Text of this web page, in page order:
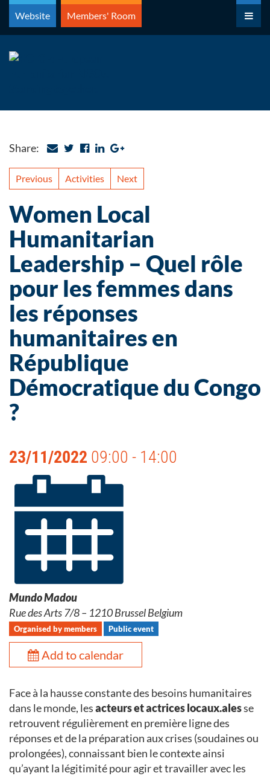
Skip
content
Website Members' Room
Share:
Previous Activities Next
Women Local
Humanitarian
Leadership – Quel rôle
pour les femmes dans
les réponses
humanitaires en
République
Démocratique du Congo
?
23/11/2022 09:00 - 14:00
Mundo Madou
Rue des Arts 7/8 – 1210 Brussel Belgium
Organised by members Public event
Add to calendar
Face à la hausse constante des besoins humanitaires
dans le monde, lesacteurs et actrices locaux.alesse
retrouvent régulièrement en première ligne des
réponses et de la préparation aux crises (soudaines ou
prolongées), connaissant bien le contexte ainsi
qu’ayant la légitimité pour agir et travailler avec les